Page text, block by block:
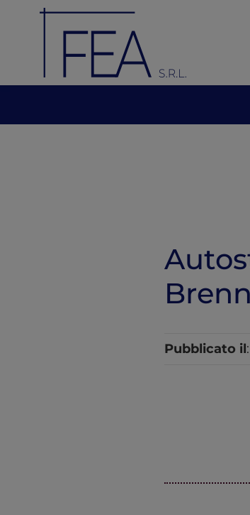
Pubblicato il